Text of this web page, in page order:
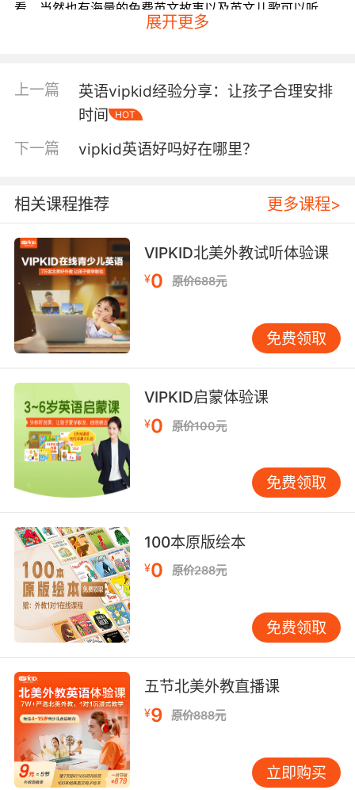
看，当然也有海量的免费英文故事以及英文儿歌可以听。
的老师必须具备这些条件：来自北美、拥有本科以及以上
学习学历，还有就是要有1年以上的教学或者是教育辅导经
验。先是筛选简历-基础面试-课程准备-模式课1面试-模式课
2面试-背景调查-信息审核，确保每一个外教都是优质的，
vipkid在线英语怎么样好不好三是有明确的教学目标
旨在将更多的孩子都培养成“世界小公民”，学习与创
新、认知与视野、开放与协作、自信和责任、生活与职
业、沟通与表达，全方案为提升孩子的学习水平以及学习
能力，让孩子全面认识这个世界，培养独立人格以及领导
能力。
vipkid在线英语怎么样好不好四是有完善的课程体系
Level 1~Level 7的课程每个阶段有每个阶段的学习目标和学
习重点，可以帮助孩子更好地学习英语、提升自我，构建
国际文化又能培养独立的批判思维。
展开更多
上一篇
英语vipkid经验分享：让孩子合理安排
时间
HOT
下一篇 vipkid英语好吗好在哪里？
相关课程推荐 更多课程>
VIPKID北美外教试听体验课
¥0 原价688元
免费领取
VIPKID启蒙体验课
¥0 原价100元
免费领取
100本原版绘本
¥0 原价288元
免费领取
五节北美外教直播课
¥9 原价888元
立即购买